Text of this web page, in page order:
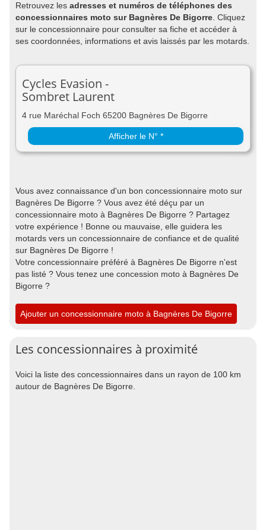
Retrouvez les adresses et numéros de téléphones des
concessionnaires moto sur Bagnères De Bigorre . Cliquez
sur le concessionnaire pour consulter sa fiche et accéder à
ses coordonnées, informations et avis laissés par les motards.
Cycles Evasion -
Sombret Laurent
4 rue Maréchal Foch 65200 Bagnères De Bigorre
Afficher le N° *
Vous avez connaissance d'un bon concessionnaire moto sur
Bagnères De Bigorre ? Vous avez été déçu par un
concessionnaire moto à Bagnères De Bigorre ? Partagez
votre expérience ! Bonne ou mauvaise, elle guidera les
motards vers un concessionnaire de confiance et de qualité
sur Bagnères De Bigorre !
Votre concessionnaire préféré à Bagnères De Bigorre n'est
pas listé ? Vous tenez une concession moto à Bagnères De
Bigorre ?
Ajouter un concessionnaire moto à Bagnères De Bigorre
Les concessionnaires à proximité
Voici la liste des concessionnaires dans un rayon de 100 km
autour de Bagnères De Bigorre.